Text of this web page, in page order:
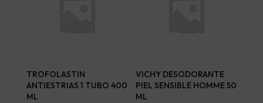
TROFOLASTIN
ANTIESTRIAS 1 TUBO 400
ML
VICHY DESODORANTE
PIEL SENSIBLE HOMME 50
ML